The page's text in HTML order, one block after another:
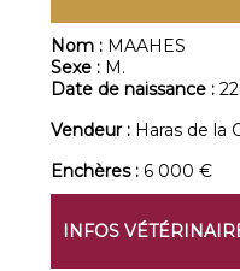
Nom : MAAHES
Sexe : M.
Date de naissance :
Vendeur : Haras de la
Enchères : 6 000 €
INFOS